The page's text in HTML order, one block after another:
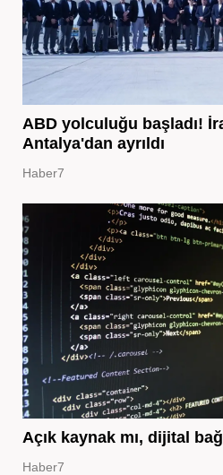
ABD yolculuğu başladı!
Antalya'dan ayrıldı
Haber7
Açık kaynak mı, dijital
Haber7